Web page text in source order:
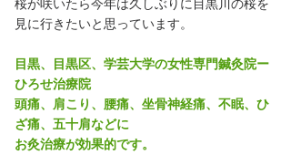
見に行きたいと思っています。
目黒、目黒区、学芸大学の女性専門鍼灸院ー
ひろせ治療院
頭痛、肩こり、腰痛、坐骨神経痛、不眠、ひ
ざ痛、五十肩などに
お灸治療が効果的です。